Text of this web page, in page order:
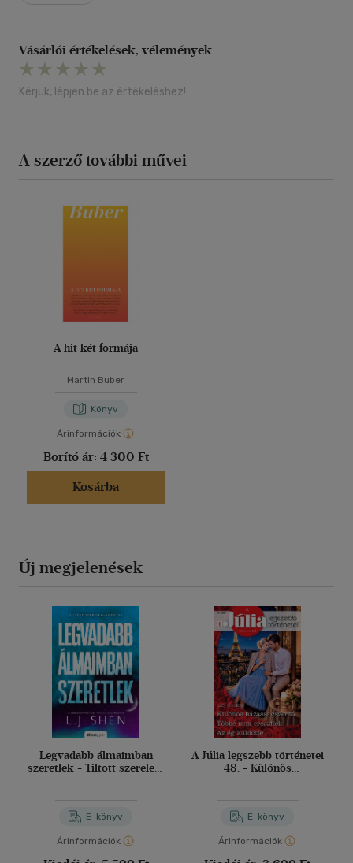
Vásárlói értékelések, vélemények
Kérjük, lépjen be az értékeléshez!
A szerző további művei
A hit két formája
Martin Buber
Könyv
Árinformációk
Borító ár: 4 300 Ft
Kosárba
Új megjelenések
Legvadabb álmaimban
szeretlek - Tiltott szerelem
E-könyv
Árinformációk
A Júlia legszebb történetei
48. - Különös
E-könyv
Árinformációk